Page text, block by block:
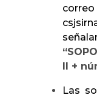
II +
Las